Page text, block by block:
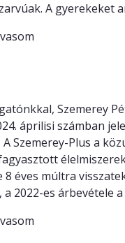
A gyerekeket
Szemerey
áprilisi számban
Szemerey-Plus a
8 éves múltra
a 2022-es árbevétele